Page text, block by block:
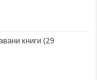
книги (29